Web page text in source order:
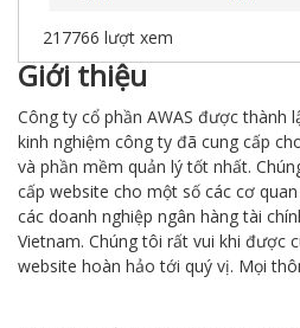
217766 lượt xem
Giới thiệu
Công ty cổ phần AWAS được thành
kinh nghiệm công ty đã cung cấp
và phần mềm quản lý tốt nhất.
cấp website cho một số các cơ
các doanh nghiệp ngân hàng tài
Vietnam. Chúng tôi rất vui khi được
website hoàn hảo tới quý vị. Mọi